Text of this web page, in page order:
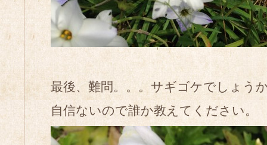
最後、難問。。。サギゴケでしょう
自信ないので誰か教えてください。